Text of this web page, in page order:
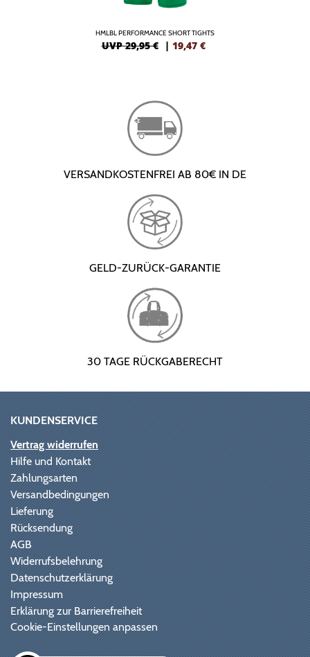
HMLBL PERFORMANCE SHORT TIGHTS
UVP 29,95 € | 19,47 €
VERSANDKOSTENFREI AB 80€ IN DE
GELD-ZURÜCK-GARANTIE
30 TAGE RÜCKGABERECHT
KUNDENSERVICE
Vertrag widerrufen
Hilfe und Kontakt
Zahlungsarten
Versandbedingungen
Lieferung
Rücksendung
AGB
Widerrufsbelehrung
Datenschutzerklärung
Impressum
Erklärung zur Barrierefreiheit
Cookie-Einstellungen anpassen